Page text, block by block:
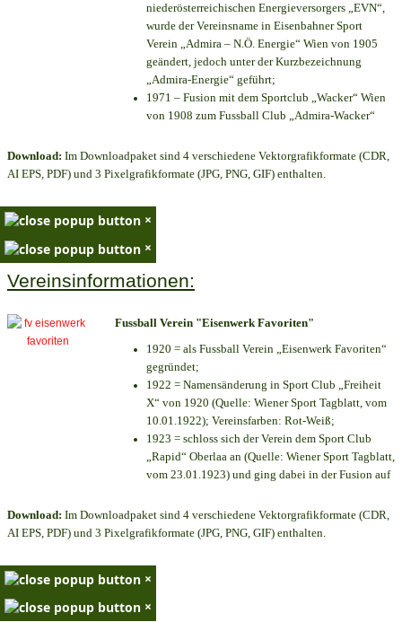
niederösterreichischen Energieversorgers „EVN“,
wurde der Vereinsname in Eisenbahner Sport
Verein „Admira – N.Ö. Energie“ Wien von 1905
geändert, jedoch unter der Kurzbezeichnung
„Admira-Energie“ geführt;
1971 – Fusion mit dem Sportclub „Wacker“ Wien
von 1908 zum Fussball Club „Admira-Wacker“
Download: Im Downloadpaket sind 4 verschiedene Vektorgrafikformate (CDR,
AI EPS, PDF) und 3 Pixelgrafikformate (JPG, PNG, GIF) enthalten.
×
×
Vereinsinformationen:
Fussball Verein "Eisenwerk Favoriten"
1920 = als Fussball Verein „Eisenwerk Favoriten“
gegründet;
1922 = Namensänderung in Sport Club „Freiheit
X“ von 1920 (Quelle: Wiener Sport Tagblatt, vom
10.01.1922); Vereinsfarben: Rot-Weiß;
1923 = schloss sich der Verein dem Sport Club
„Rapid“ Oberlaa an (Quelle: Wiener Sport Tagblatt,
vom 23.01.1923) und ging dabei in der Fusion auf
Download: Im Downloadpaket sind 4 verschiedene Vektorgrafikformate (CDR,
AI EPS, PDF) und 3 Pixelgrafikformate (JPG, PNG, GIF) enthalten.
×
×